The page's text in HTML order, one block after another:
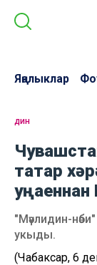
Яңалыклар
дин
татар
"Мәүлидин-
укыды.
(Чабаксар, 6